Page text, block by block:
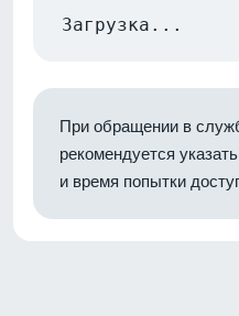
Загрузка...
При обращении в
рекомендуется
и время попытки